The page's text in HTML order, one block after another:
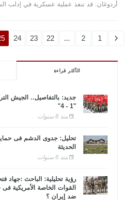
أردوغان: قد ننفذ عملية عسكرية في إدلب
1
2
...
22
23
24
الأكثر قراءة
جديد: بالتفاصيل.. الجيش
"1 - 4"
منذ 8 سنوات
تحليل: جدوى الدشم فى
الحديثة
منذ 6 سنوات
رؤية تحليلية: الباحث :جهاد
القوات الخاصة الأمريكية
ضد إيران ؟